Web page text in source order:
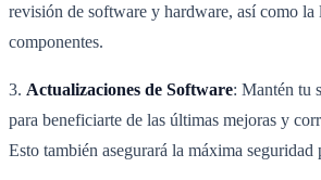
revisión de software y hardware, así como la
componentes.
3. Actualizaciones de Software: Mantén tu
para beneficiarte de las últimas mejoras y
Esto también asegurará la máxima seguridad